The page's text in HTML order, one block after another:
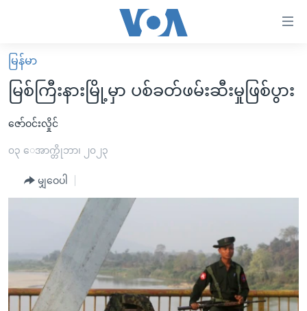
လွယ်ကူ
စေ
များ
အကြောင်းအရာ
ကြည့်
ရန်
ပင်မ
မူလစာမျက်နှာ
မြန်မာ
ကမ္ဘာ့သတင်းများ
နိုင်ငံတကာ
တရုတ်
အစ္စရေး-ပါလက်စတိုင်း
ဗွီဒီယို
ရပ်ဝန်းတခု လမ်းတခု အလွန်
အင်္ဂလိပ်စာလေ့လာမယ်
အမေရိကန်သုံးအီဒီယံ
မကြေးမုံရဲ့ အင်္ဂလိပ်စာ
ရုပ်ရှင်ထဲက အင်္ဂလိပ်စာ
အပတ်စဉ်ကဏ္ဍများ
ရေဒီယို
တီဗွီ
ရေဒီယိုနှင့်ရုပ်သံ အချက်အလက်များ
ရေဒီယို/တီဗွီအစီအစဉ်
မြန်မာ
မြစ်ကြီးနားမြို့မှာ ပစ်ခတ်ဖမ်းဆီးမှုဖြစ်ပွား
ဇော်ဝင်းလှိုင်
၀၃ ေအာက္တိုဘာ၊ ၂၀၂၃
မျှဝေပါ